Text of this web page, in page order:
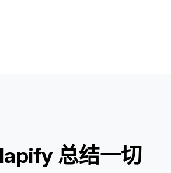
总结一切